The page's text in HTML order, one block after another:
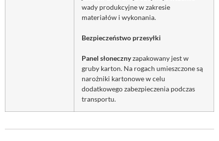
wady produkcyjne w zakresie
materiałów i wykonania.
Bezpieczeństwo przesyłki
Panel słonecznyzapakowany jest w
gruby karton. Na rogach umieszczone są
narożniki kartonowe w celu
dodatkowego zabezpieczenia podczas
transportu.